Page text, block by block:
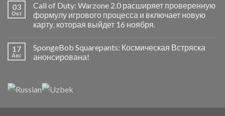
03
Окт
Call of Duty: Warzone 2.0 расширяет проверенную
формулу игрового процесса и включает новую
карту, которая выйдет 16 ноября.
17
Авг
SpongeBob Squarepants: Космическая Встряска
анонсирована!